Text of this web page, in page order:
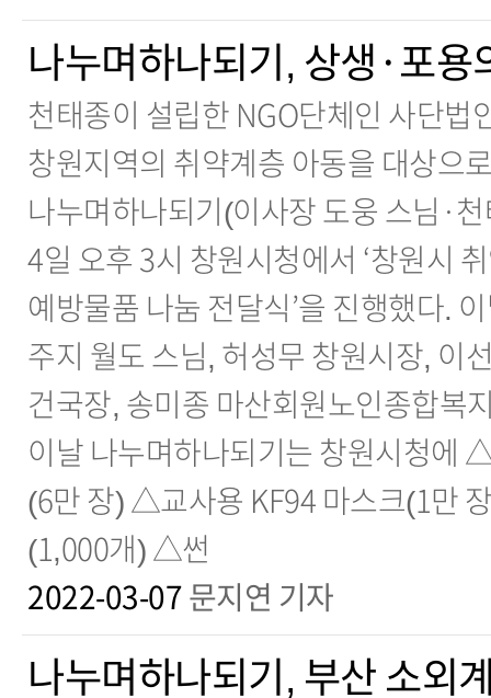
나누며하나되기, 상생·포용
천태종이 설립한 NGO단체인 사단법
창원지역의 취약계층 아동을 대상으
나누며하나되기(이사장 도웅 스님·
4일 오후 3시 창원시청에서 ‘창원시
예방물품 나눔 전달식’을 진행했다.
주지 월도 스님, 허성무 창원시장, 이
건국장, 송미종 마산회원노인종합복
이날 나누며하나되기는 창원시청에
(6만 장) △교사용 KF94 마스크(1만
(1,000개) △썬
2022-03-07 문지연 기자
나누며하나되기, 부산 소외